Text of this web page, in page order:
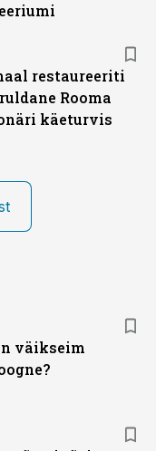
restaureeriti
Rooma
käeturvis
väikseim